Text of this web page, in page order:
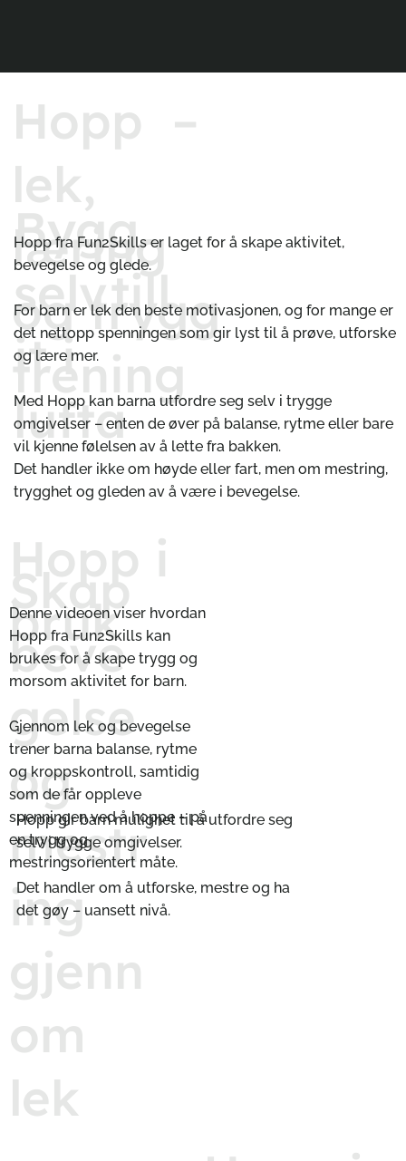
Hopp –
lek,
læring
og trygg
trening
Bygg
selvtill
it i
lufta
Hopp fra Fun2Skills er laget for å skape aktivitet,
bevegelse og glede.
For barn er lek den beste motivasjonen, og for mange er
det nettopp spenningen som gir lyst til å prøve, utforske
og lære mer.
Med Hopp kan barna utfordre seg selv i trygge
omgivelser – enten de øver på balanse, rytme eller bare
vil kjenne følelsen av å lette fra bakken.
Det handler ikke om høyde eller fart, men om mestring,
trygghet og gleden av å være i bevegelse.
Hopp i
bruk
Skap
beve
gelse
og
mestr
ing
gjenn
om
lek
Denne videoen viser hvordan
Hopp fra Fun2Skills kan
brukes for å skape trygg og
morsom aktivitet for barn.
Gjennom lek og bevegelse
trener barna balanse, rytme
og kroppskontroll, samtidig
som de får oppleve
spenningen ved å hoppe – på
en trygg og
mestringsorientert måte.
Hopp gir barn mulighet til å utfordre seg
selv i trygge omgivelser.
Det handler om å utforske, mestre og ha
det gøy – uansett nivå.